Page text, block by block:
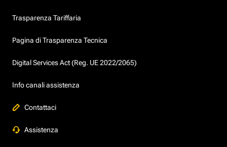
Trasparenza Tariffaria
Pagina di Trasparenza Tecnica
Digital Services Act (Reg. UE 2022/2065)
Info canali assistenza
Contattaci
Assistenza